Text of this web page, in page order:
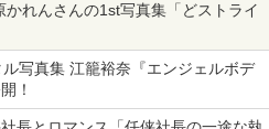
かれんさんの1st写真集「どストライ
ル写真集 江籠裕奈『エンジェルボデ
！